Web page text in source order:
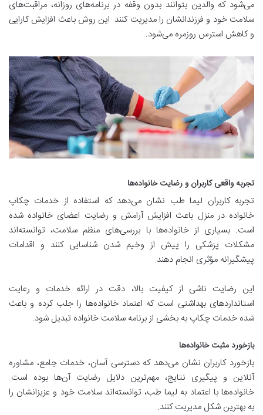
می‌شود که والدین بتوانند بدون وقفه در برنامه‌های روزانه، مراقبت‌های
سلامت خود و فرزندانشان را مدیریت کنند. این روش باعث افزایش کارایی
و کاهش استرس روزمره می‌شود.
تجربه واقعی کاربران و رضایت خانواده‌ها
تجربه کاربران لیما طب نشان می‌دهد که استفاده از خدمات چکاپ
خانواده در منزل باعث افزایش آرامش و رضایت اعضای خانواده شده
است. بسیاری از خانواده‌ها با بررسی‌های منظم سلامت، توانسته‌اند
مشکلات پزشکی را پیش از وخیم شدن شناسایی کنند و اقدامات
پیشگیرانه مؤثری انجام دهند.
این رضایت ناشی از کیفیت بالا، دقت در ارائه خدمات و رعایت
استانداردهای بهداشتی است که اعتماد خانواده‌ها را جلب کرده و باعث
شده خدمات چکاپ به بخشی از برنامه سلامت خانواده تبدیل شود.
بازخورد مثبت خانواده‌ها
بازخورد کاربران نشان می‌دهد که دسترسی آسان، خدمات جامع، مشاوره
آنلاین و پیگیری نتایج، مهم‌ترین دلایل رضایت آن‌ها بوده است.
خانواده‌ها با اعتماد به لیما طب، توانسته‌اند سلامت خود و عزیزانشان را
به بهترین شکل مدیریت کنند.